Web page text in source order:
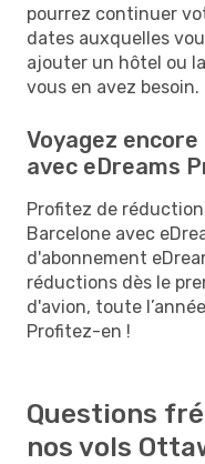
pourrez continuer
dates auxquelles
ajouter un hôtel ou
vous en avez besoin.
Voyagez
avec eDreams
Profitez de
Barcelone avec
d'abonnement
réductions dès le
d'avion, toute
Profitez-en !
Questions
nos vols